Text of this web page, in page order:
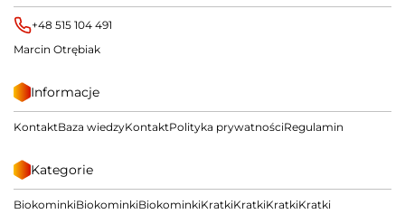
+48 515 104 491
Marcin Otrębiak
Informacje
KontaktBaza wiedzyKontaktPolityka prywatnościRegulamin
Kategorie
BiokominkiBiokominkiBiokominkiKratkiKratkiKratkiKratki